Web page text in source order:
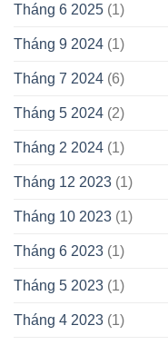
Tháng 6 2025 (1)
Tháng 9 2024 (1)
Tháng 7 2024 (6)
Tháng 5 2024 (2)
Tháng 2 2024 (1)
Tháng 12 2023 (1)
Tháng 10 2023 (1)
Tháng 6 2023 (1)
Tháng 5 2023 (1)
Tháng 4 2023 (1)